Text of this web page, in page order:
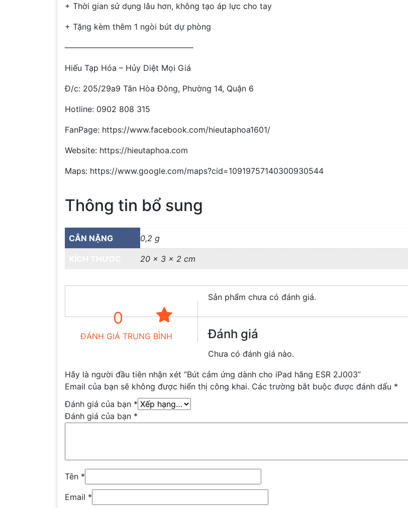
+ Thời gian sử dụng lâu hơn, không tạo áp lực cho tay
+ Tặng kèm thêm 1 ngòi bút dự phòng
————————————————
Hiếu Tạp Hóa – Hủy Diệt Mọi Giá
Đ/c: 205/29a9 Tân Hòa Đông, Phường 14, Quận 6
Hotline: 0902 808 315
FanPage: https://www.facebook.com/hieutaphoa1601/
Website: https://hieutaphoa.com
Maps: https://www.google.com/maps?cid=10919757140300930544
Thông tin bổ sung
CÂN NẶNG 0,2 g
20 × 3 × 2 cm
0
ĐÁNH GIÁ TRUNG BÌNH
Sản phẩm chưa có đánh giá.
Đánh giá
Chưa có đánh giá nào.
Hãy là người đầu tiên nhận xét “Bút cảm ứng dành cho iPad hãng ESR 2J003”
Email của bạn sẽ không được hiển thị công khai. Các trường bắt buộc được đánh dấu *
Đánh giá của bạn *
Đánh giá của bạn *
Tên *
Email *